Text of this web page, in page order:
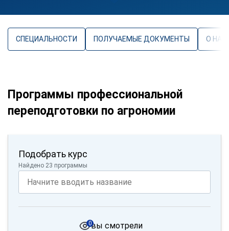
СПЕЦИАЛЬНОСТИ ПОЛУЧАЕМЫЕ ДОКУМЕНТЫ О
Программы профессиональной
переподготовки по агрономии
Подобрать курс
Найдено 23 программы
вы смотрели
0